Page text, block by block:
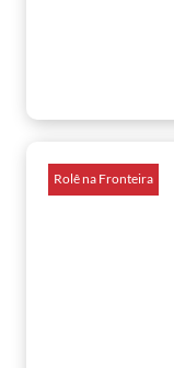
Rolê na Fronteira